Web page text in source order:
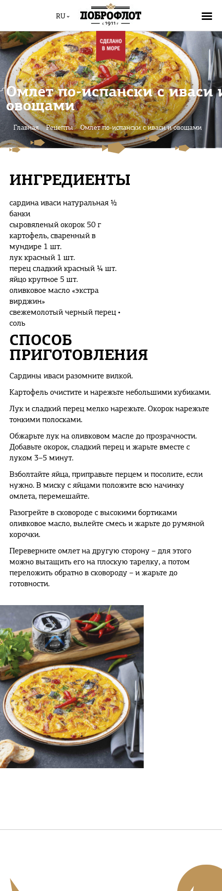
RU
Омлет по-испански с иваси
овощами
Главная Рецепты Омлет по-испански с иваси и овощами
ИНГРЕДИЕНТЫ
сардина иваси натуральная ½
банки
сыровяленый окорок 50 г
картофель, сваренный в
мундире 1 шт.
лук красный 1 шт.
перец сладкий красный ¼ шт.
яйцо крупное 5 шт.
оливковое масло «экстра
вирджин»
свежемолотый черный перец •
соль
СПОСОБ
ПРИГОТОВЛЕНИЯ
Сардины иваси разомните вилкой.
Картофель очистите и нарежьте небольшими кубиками.
Лук и сладкий перец мелко нарежьте. Окорок нарежьте
тонкими полосками.
Обжарьте лук на оливковом масле до прозрачности.
Добавьте окорок, сладкий перец и жарьте вместе с
луком 3–5 минут.
Взболтайте яйца, приправьте перцем и посолите, если
нужно. В миску с яйцами положите всю начинку
омлета, перемешайте.
Разогрейте в сковороде с высокими бортиками
оливковое масло, вылейте смесь и жарьте до румяной
корочки.
Переверните омлет на другую сторону – для этого
можно вытащить его на плоскую тарелку, а потом
переложить обратно в сковороду – и жарьте до
готовности.